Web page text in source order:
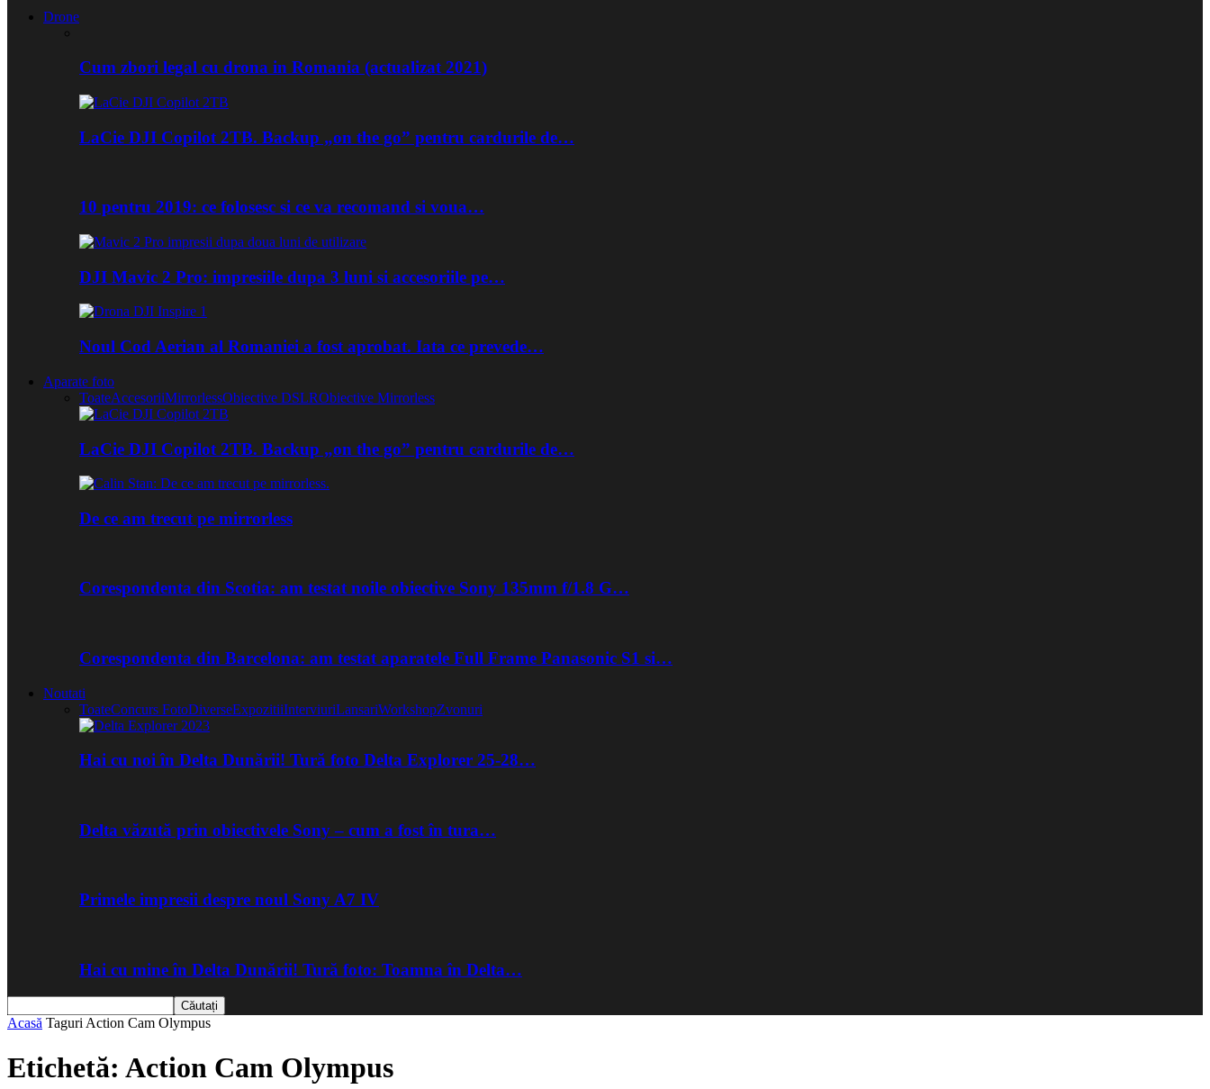
Drone
Cum zbori legal cu drona in Romania (actualizat 2021)
LaCie DJI Copilot 2TB. Backup „on the go” pentru cardurile de…
10 pentru 2019: ce folosesc si ce va recomand si voua…
DJI Mavic 2 Pro: impresiile dupa 3 luni si accesoriile pe…
Noul Cod Aerian al Romaniei a fost aprobat. Iata ce prevede…
Aparate foto
ToateAccesoriiMirrorlessObiective DSLRObiective Mirrorless
LaCie DJI Copilot 2TB. Backup „on the go” pentru cardurile de…
De ce am trecut pe mirrorless
Corespondenta din Scotia: am testat noile obiective Sony 135mm f/1.8 G…
Corespondenta din Barcelona: am testat aparatele Full Frame Panasonic S1 si…
Noutati
ToateConcurs FotoDiverseExpozitiiInterviuriLansariWorkshopZvonuri
Hai cu noi în Delta Dunării! Tură foto Delta Explorer 25-28…
Delta văzută prin obiectivele Sony – cum a fost în tura…
Primele impresii despre noul Sony A7 IV
Hai cu mine în Delta Dunării! Tură foto: Toamna în Delta…
Acasă Taguri Action Cam Olympus
Etichetă: Action Cam Olympus